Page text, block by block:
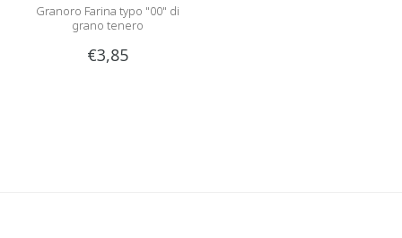
Granoro Farina typo "00" di
grano tenero
€3,85